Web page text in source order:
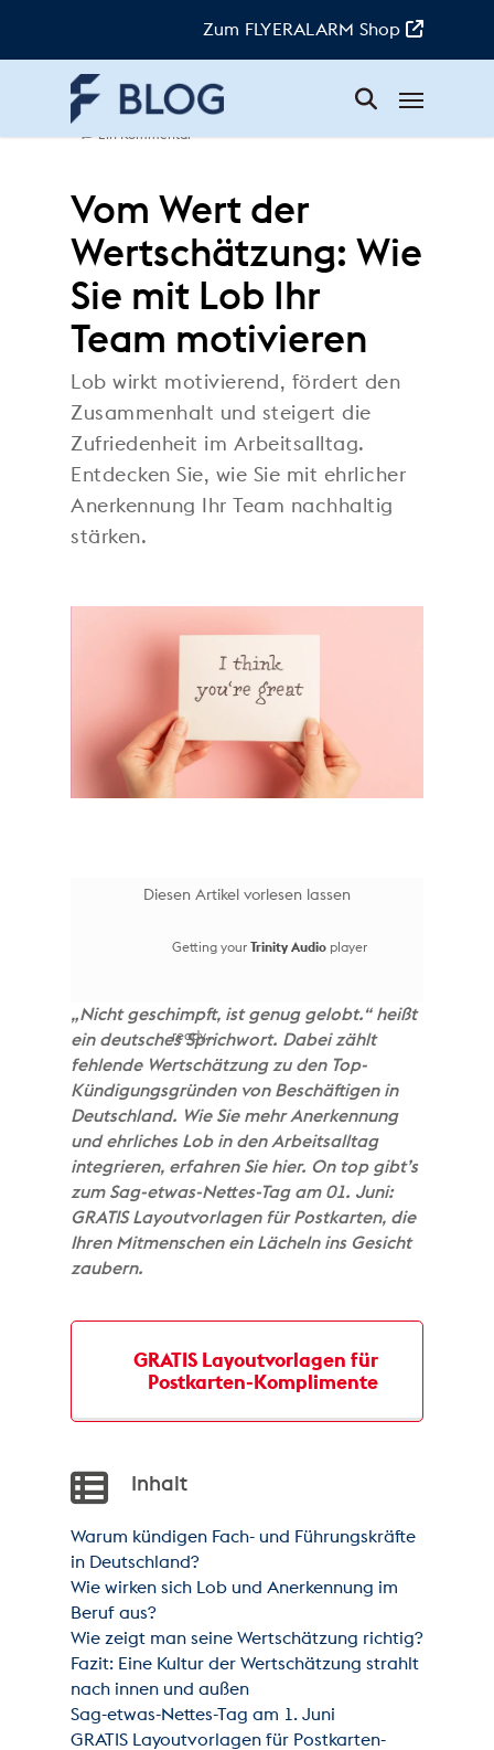
Zum FLYERALARM Shop
Doreen | 31. Mai 2024 Inspiration
Ein Kommentar
Vom Wert der
Wertschätzung: Wie
Sie mit Lob Ihr
Team motivieren
Lob wirkt motivierend, fördert den
Zusammenhalt und steigert die
Zufriedenheit im Arbeitsalltag.
Entdecken Sie, wie Sie mit ehrlicher
Anerkennung Ihr Team nachhaltig
stärken.
Diesen Artikel vorlesen lassen
Getting your Trinity Audio player
ready...
„Nicht geschimpft, ist genug gelobt.“ heißt
ein deutsches Sprichwort. Dabei zählt
fehlende Wertschätzung zu den Top-
Kündigungsgründen von Beschäftigen in
Deutschland. Wie Sie mehr Anerkennung
und ehrliches Lob in den Arbeitsalltag
integrieren, erfahren Sie hier. On top gibt’s
zum Sag-etwas-Nettes-Tag am 01. Juni:
GRATIS Layoutvorlagen für Postkarten, die
Ihren Mitmenschen ein Lächeln ins Gesicht
zaubern.
GRATIS Layoutvorlagen für
Postkarten-Komplimente
Inhalt
Warum kündigen Fach- und Führungskräfte
in Deutschland?
Wie wirken sich Lob und Anerkennung im
Beruf aus?
Wie zeigt man seine Wertschätzung richtig?
Fazit: Eine Kultur der Wertschätzung strahlt
nach innen und außen
Sag-etwas-Nettes-Tag am 1. Juni
GRATIS Layoutvorlagen für Postkarten-